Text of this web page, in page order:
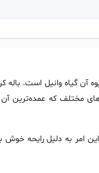
آن گیاه وانیل است. باله
مختلف که عمده‌ترین
این امر به دلیل رایحه